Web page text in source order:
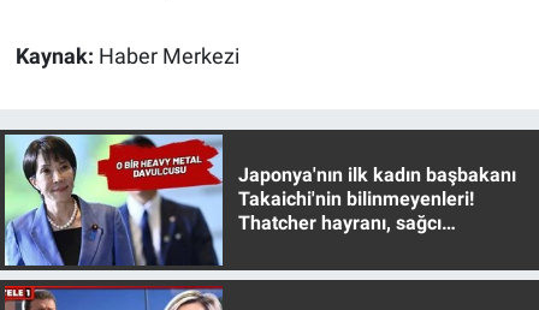
Kaynak: Haber Merkezi
Japonya'nın ilk kadın başbakanı
Takaichi'nin bilinmeyenleri!
Thatcher hayranı, sağcı